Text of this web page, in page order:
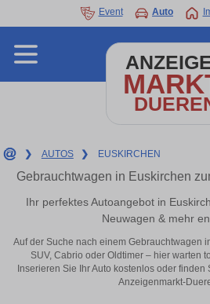
Event Auto
❯ AUTOS ❯ EUSKIRCHEN
Gebrauchtwagen in Euskirchen
Ihr perfektes Autoangebot in
Neuwagen & mehr
Auf der Suche nach einem Gebrauchtwagen
SUV, Cabrio oder Oldtimer – hier warten
Inserieren Sie Ihr Auto kostenlos oder
Anzeigenmarkt-